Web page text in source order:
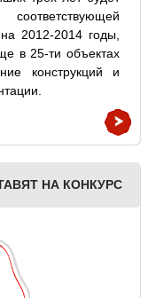
2012-2014 годы,
в 25-ти объектах
конструкций и
НА КОНКУРС